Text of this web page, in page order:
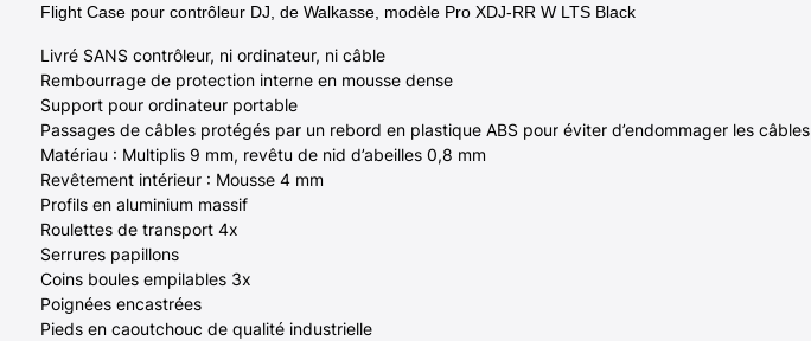
Flight Case pour contrôleur DJ, de Walkasse, modèle Pro XDJ-RR W LTS Black
Livré SANS contrôleur, ni ordinateur, ni câble
Rembourrage de protection interne en mousse dense
Support pour ordinateur portable
Passages de câbles protégés par un rebord en plastique ABS pour éviter d’endommager les câbles
Matériau : Multiplis 9 mm, revêtu de nid d’abeilles 0,8 mm
Revêtement intérieur : Mousse 4 mm
Profils en aluminium massif
Roulettes de transport 4x
Serrures papillons
Coins boules empilables 3x
Poignées encastrées
Pieds en caoutchouc de qualité industrielle